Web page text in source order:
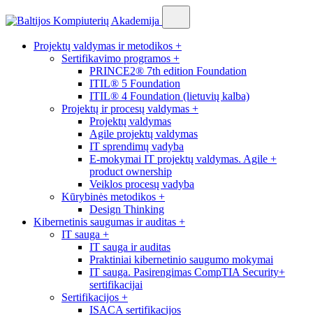
Projektų valdymas ir metodikos +
Sertifikavimo programos +
PRINCE2® 7th edition Foundation
ITIL® 5 Foundation
ITIL® 4 Foundation (lietuvių kalba)
Projektų ir procesų valdymas +
Projektų valdymas
Agile projektų valdymas
IT sprendimų vadyba
E-mokymai IT projektų valdymas. Agile +
product ownership
Veiklos procesų vadyba
Kūrybinės metodikos +
Design Thinking
Kibernetinis saugumas ir auditas +
IT sauga +
IT sauga ir auditas
Praktiniai kibernetinio saugumo mokymai
IT sauga. Pasirengimas CompTIA Security+
sertifikacijai
Sertifikacijos +
ISACA sertifikacijos